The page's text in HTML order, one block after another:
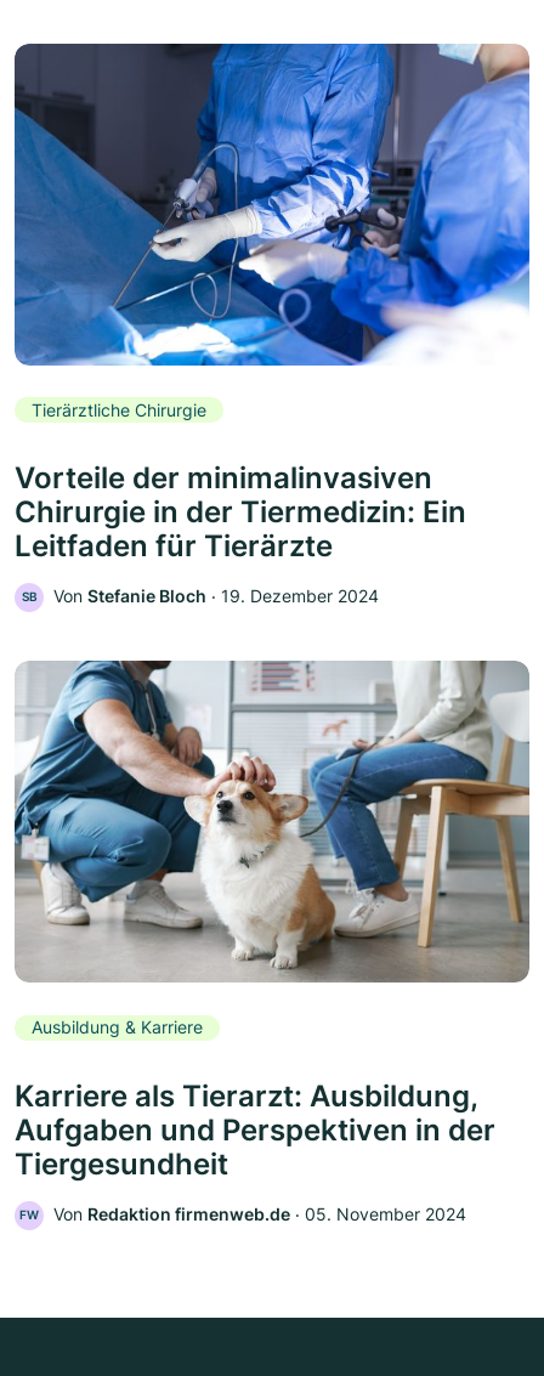
Tierärztliche Chirurgie
Vorteile der minimalinvasiven
Chirurgie in der Tiermedizin: Ein
Leitfaden für Tierärzte
SB Von Stefanie Bloch ‧ 19. Dezember 2024
Ausbildung & Karriere
Karriere als Tierarzt: Ausbildung,
Aufgaben und Perspektiven in der
Tiergesundheit
FW Von Redaktion firmenweb.de ‧ 05. November 2024